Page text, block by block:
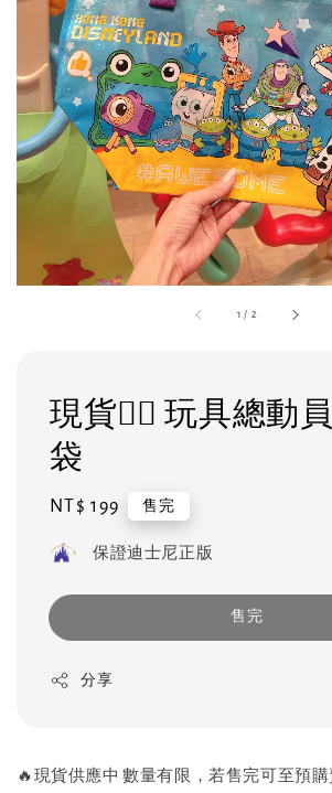
1 / 2
現貨❤️‍🔥 玩具總動
袋
Regular
NT$ 199 售完
保證迪士尼正版
售完
分享
🔥現貨供應中 數量有限，若售完可至預